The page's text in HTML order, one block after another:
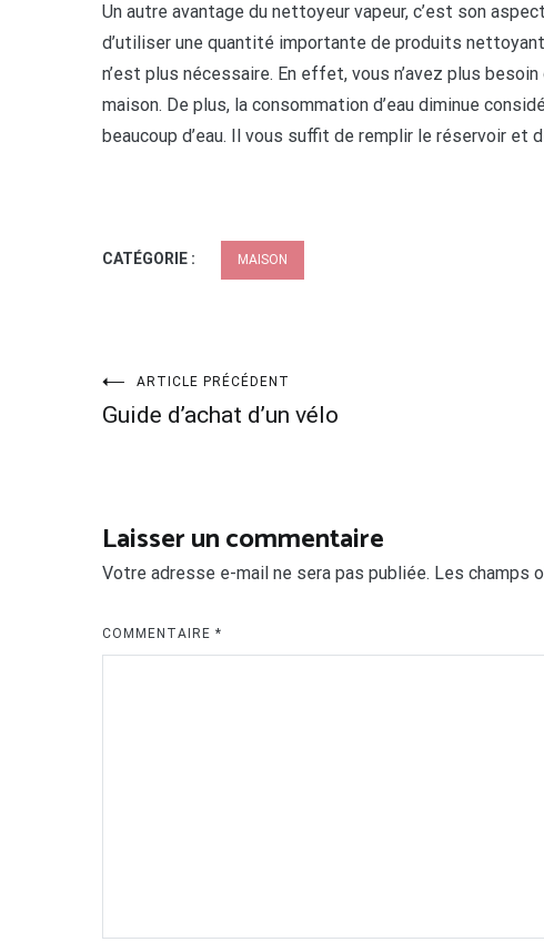
Un autre avantage du nettoyeur vapeur, c’est son
d’utiliser une quantité importante de produits
n’est plus nécessaire. En effet, vous n’avez plus
maison. De plus, la consommation d’eau diminue
beaucoup d’eau. Il vous suffit de remplir le réservoir et
CATÉGORIE : MAISON
Navigation
l’article
ARTICLE PRÉCÉDENT
Guide d’achat d’un vélo
Laisser un commentaire
Votre adresse e-mail ne sera pas publiée. Les champs
COMMENTAIRE *